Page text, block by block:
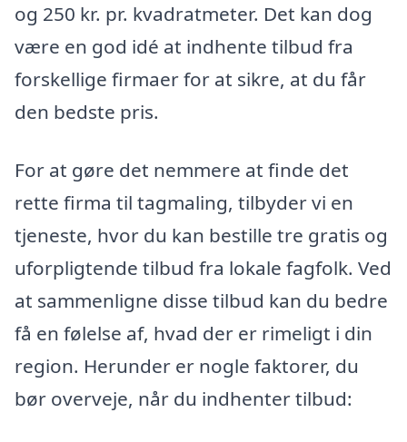
og 250 kr. pr. kvadratmeter. Det kan dog
være en god idé at indhente tilbud fra
forskellige firmaer for at sikre, at du får
den bedste pris.
For at gøre det nemmere at finde det
rette firma til tagmaling, tilbyder vi en
tjeneste, hvor du kan bestille tre gratis og
uforpligtende tilbud fra lokale fagfolk. Ved
at sammenligne disse tilbud kan du bedre
få en følelse af, hvad der er rimeligt i din
region. Herunder er nogle faktorer, du
bør overveje, når du indhenter tilbud: